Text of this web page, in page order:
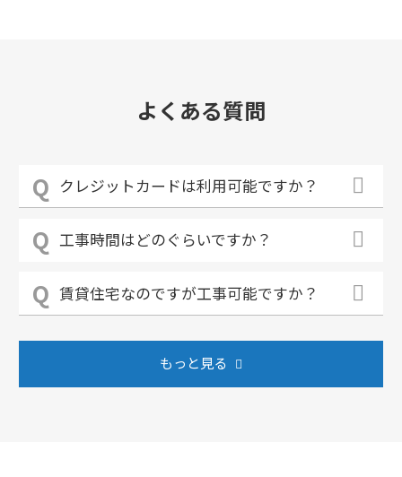
よくある質問
クレジットカードは利用可能ですか？
工事時間はどのぐらいですか？
賃貸住宅なのですが工事可能ですか？
もっと見る